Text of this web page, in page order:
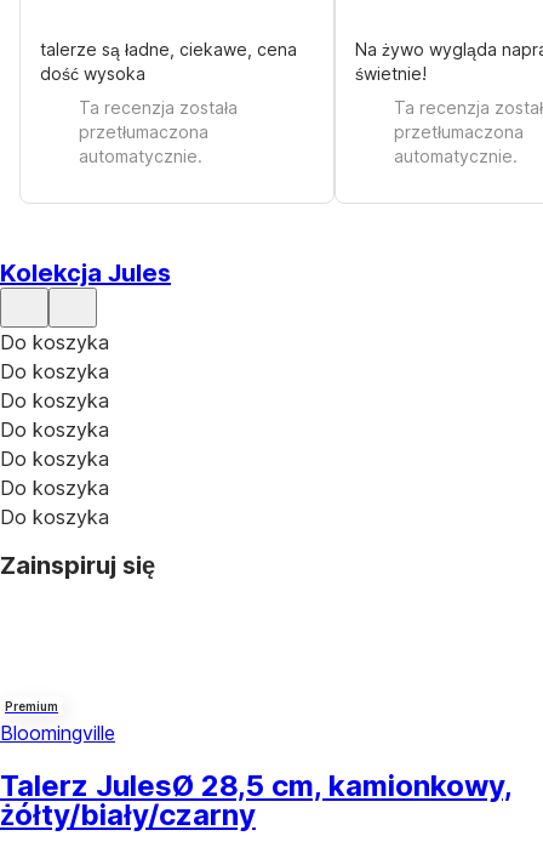
talerze są ładne, ciekawe, cena
dość wysoka
Ta recenzja została
przetłumaczona
automatycznie.
Na żywo wygląda
świetnie!
Ta recenzja
przetłumaczona
automatycznie.
Kolekcja Jules
Do koszyka
Do koszyka
Do koszyka
Do koszyka
Do koszyka
Do koszyka
Do koszyka
Zainspiruj się
Premium
Bloomingville
Talerz JulesØ 28,5 cm, kamionkowy,
żółty/biały/czarny